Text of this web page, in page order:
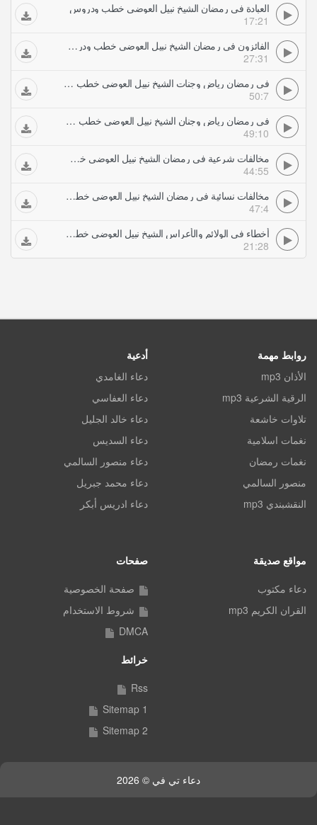
العبادة في رمضان الشيخ نبيل العوضي خطب ودروس
17:21
الفائزون في رمضان الشيخ نبيل العوضي خطب ودروس
27:31
في رمضان رياض وجنات الشيخ نبيل العوضي خطب ودروس
50:7
في رمضان رياض وجنان الشيخ نبيل العوضي خطب ودروس
49:10
مخالفات شرعية في رمضان الشيخ نبيل العوضي خطب ودروس
44:55
مخالفات نسائية في رمضان الشيخ نبيل العوضي خطب ودروس
47:4
أخطاء في الولائم والأعراس الشيخ نبيل العوضي خطب ودروس
21:28
روابط مهمة
الأذان mp3
الرقية الشرعية mp3
تلاوات خاشعة
نغمات اسلامية
نغمات رمضان
منصور السالمي
النقشبندي mp3
أدعية
دعاء الغامدي
دعاء العفاسي
دعاء خالد الجليل
دعاء السديس
دعاء منصور السالمي
دعاء محمد جبريل
دعاء ادريس أبكر
مواقع صديقة
دعاء مكتوب
القران الكريم mp3
صفحات
صفحة الخصوصية
شروط الاستخدام
DMCA
خرائط
Rss
Sitemap 1
Sitemap 2
دعاء تي في © 2026